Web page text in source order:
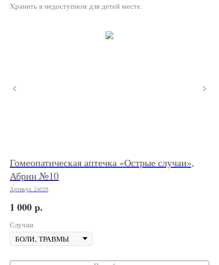
Хранить в недоступном для детей месте.
Гомеопатическая аптечка «Острые случаи»,
Абрин №10
Артикул: 24029
1 000 р.
Случаи